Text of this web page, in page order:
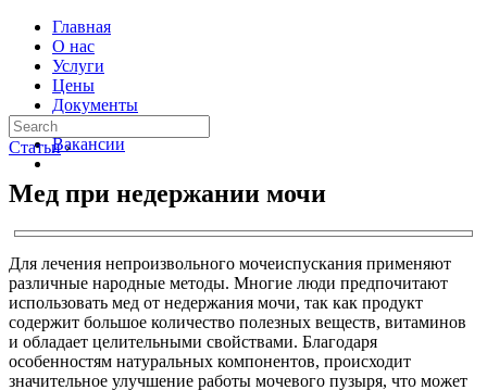
Главная
О нас
Услуги
Цены
Документы
Контакты
Вакансии
Статьи ›
Мед при недержании мочи
Для лечения непроизвольного мочеиспускания применяют
различные народные методы. Многие люди предпочитают
использовать мед от недержания мочи, так как продукт
содержит большое количество полезных веществ, витаминов
и обладает целительными свойствами. Благодаря
особенностям натуральных компонентов, происходит
значительное улучшение работы мочевого пузыря, что может